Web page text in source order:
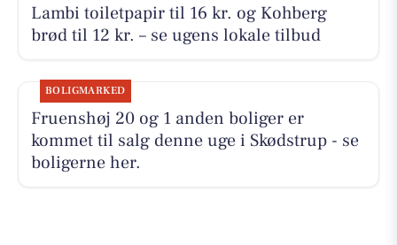
Lambi toiletpapir til 16 kr. og Kohberg
brød til 12 kr. – se ugens lokale tilbud
BOLIGMARKED
Fruenshøj 20 og 1 anden boliger er
kommet til salg denne uge i Skødstrup - se
boligerne her.